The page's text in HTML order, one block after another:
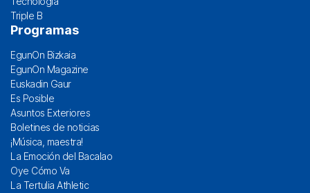
Triple B
Programas
EgunOn Bizkaia
EgunOn Magazine
Euskadin Gaur
Es Posible
Asuntos Exteriores
Boletines de noticias
¡Música, maestra!
La Emoción del Bacalao
Oye Cómo Va
La Tertulia Athletic